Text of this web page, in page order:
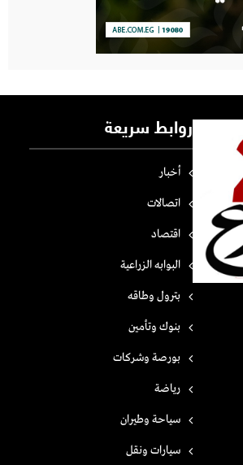
روابط سريعة
أخبار
اتصالات
اقتصاد
البوابه الزراعية
بترول وطاقه
بنوك وتأمين
بورصة وشركات
رياضة
سياحة وطيران
سيارات ونقل